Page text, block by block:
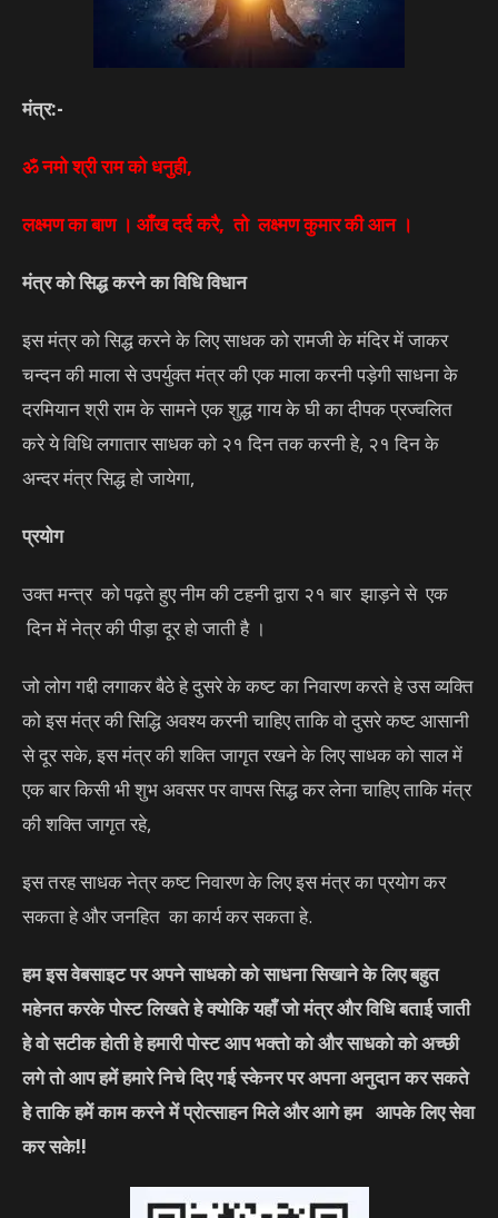
मंत्र:-
ॐ नमो श्री राम को धनुही,
लक्ष्मण का बाण । आँख दर्द करै, तो लक्ष्मण कुमार की आन ।
मंत्र को सिद्ध करने का विधि विधान
इस मंत्र को सिद्ध करने के लिए साधक को रामजी के मंदिर में जाकर
चन्दन की माला से उपर्युक्त मंत्र की एक माला करनी पड़ेगी साधना के
दरमियान श्री राम के सामने एक शुद्ध गाय के घी का दीपक प्रज्वलित
करे ये विधि लगातार साधक को २१ दिन तक करनी हे, २१ दिन के
अन्दर मंत्र सिद्ध हो जायेगा,
प्रयोग
उक्त मन्त्र को पढ़ते हुए नीम की टहनी द्वारा २१ बार झाड़ने से एक
दिन में नेत्र की पीड़ा दूर हो जाती है ।
जो लोग गद्दी लगाकर बैठे हे दुसरे के कष्ट का निवारण करते हे उस व्यक्ति
को इस मंत्र की सिद्धि अवश्य करनी चाहिए ताकि वो दुसरे कष्ट आसानी
से दूर सके, इस मंत्र की शक्ति जागृत रखने के लिए साधक को साल में
एक बार किसी भी शुभ अवसर पर वापस सिद्ध कर लेना चाहिए ताकि मंत्र
की शक्ति जागृत रहे,
इस तरह साधक नेत्र कष्ट निवारण के लिए इस मंत्र का प्रयोग कर
सकता हे और जनहित का कार्य कर सकता हे.
हम इस वेबसाइट पर अपने साधको को साधना सिखाने के लिए बहुत
महेनत करके पोस्ट लिखते हे क्योकि यहाँ जो मंत्र और विधि बताई जाती
हे वो सटीक होती हे हमारी पोस्ट आप भक्तो को और साधको को अच्छी
लगे तो आप हमें हमारे निचे दिए गई स्केनर पर अपना अनुदान कर सकते
हे ताकि हमें काम करने में प्रोत्साहन मिले और आगे हम आपके लिए सेवा
कर सके!!